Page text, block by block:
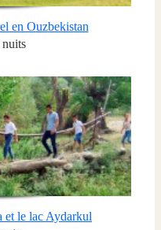
en Ouzbekistan
nuits
et le lac Aydarkul